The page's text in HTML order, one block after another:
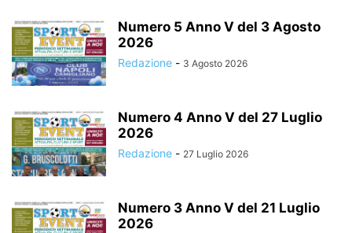
Numero 5 Anno V del 3 Agosto
2026
Redazione - 3 Agosto 2026
Numero 4 Anno V del 27 Luglio
2026
Redazione - 27 Luglio 2026
Numero 3 Anno V del 21 Luglio
2026